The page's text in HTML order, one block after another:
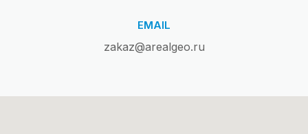
EMAIL
zakaz@arealgeo.ru